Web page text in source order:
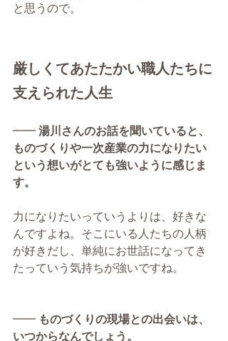
と思うので。
厳しくてあたたかい職人たちに
支えられた人生
━━ 湯川さんのお話を聞いていると、
ものづくりや一次産業の力になりたい
という想いがとても強いように感じま
す。
力になりたいっていうよりは、好きな
んですよね。そこにいる人たちの人柄
が好きだし、単純にお世話になってき
たっていう気持ちが強いですね。​
━━ ものづくりの現場との出会いは、
いつからなんでしょう。